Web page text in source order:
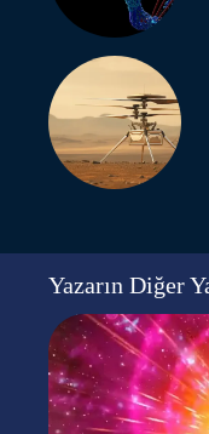
Yazarın Diğer